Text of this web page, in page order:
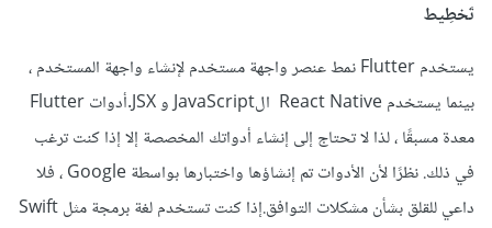
تَخطِيط
يستخدم Flutter نمط عنصر واجهة مستخدم لإنشاء واجهة المستخدم ،
بينما يستخدم React Native الJavaScript و JSX.أدوات Flutter
معدة مسبقًا ، لذا لا تحتاج إلى إنشاء أدواتك المخصصة إلا إذا كنت ترغب
في ذلك. نظرًا لأن الأدوات تم إنشاؤها واختبارها بواسطة Google ، فلا
داعي للقلق بشأن مشكلات التوافق.إذا كنت تستخدم لغة برمجة مثل Swift